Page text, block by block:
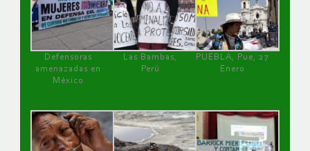
Defensoras
amenazadas en
México
Las Bambas,
Perú
PUEBLA, Pue, 27
Enero